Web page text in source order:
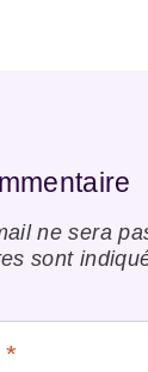
ne sera
sont
*